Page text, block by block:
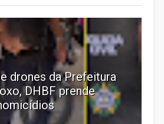
drones da Prefeitura
DHBF prende